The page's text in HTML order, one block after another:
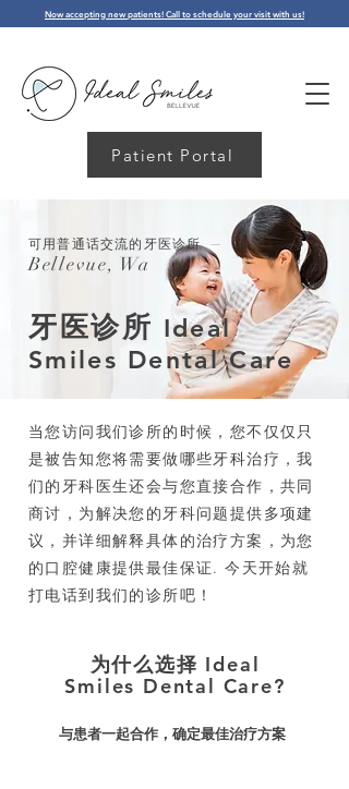
Now accepting new patients! Call to schedule your visit with us!
Patient Portal
可用普通话交流的牙医诊所–
Bellevue, Wa
牙医诊所 Ideal
Smiles Dental Care
当您访问我们诊所的时候，您不仅仅只
是被告知您将需要做哪些牙科治疗，我
们的牙科医生还会与您直接合作，共同
商讨，为解决您的牙科问题提供多项建
议，并详细解释具体的治疗方案，为您
的口腔健康提供最佳保证. 今天开始就
打电话到我们的诊所吧！
为什么选择 Ideal
Smiles Dental Care?
与患者一起合作，确定最佳治疗方案